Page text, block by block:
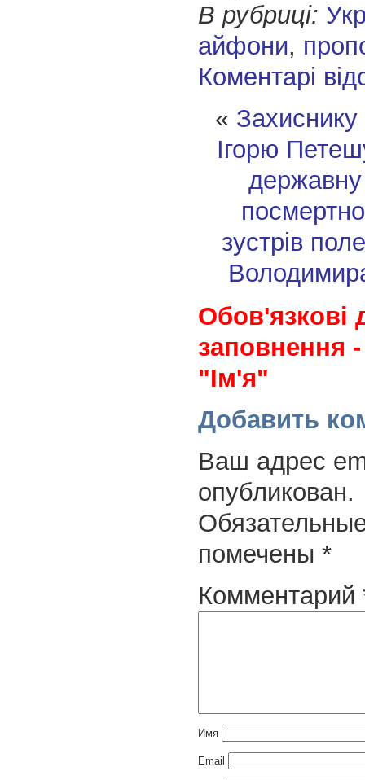
В рубриці:
айфони,
Коментарі
«
Ігорю
державну
посмертно
зустрів
Обов'язкові
заповнення
"Ім'я"
Добавить
Ваш адрес
опубликован.
помечены *
Комментарий
Имя
Email